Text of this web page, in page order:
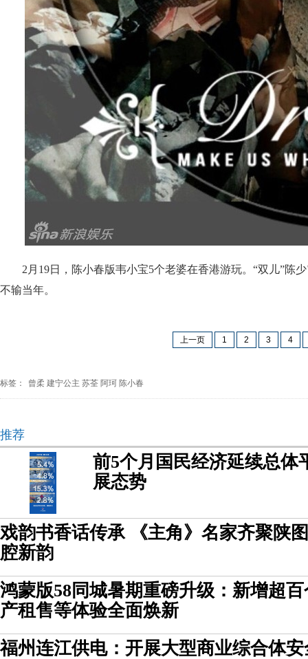
2月19日，陈小春版韦小宝5个老婆在香港游玩。“双儿”陈
不输当年。
上一页 1 2 3 4
标签： 曾柔 建宁公主 苏荃 阿珂 陈小春
推荐
前5个月国民经济延续总体
展态势
戏韵书香话传承 《主角》名家齐聚陕
腔新韵
鸿蒙版58同城暑期重磅升级：新增超
产租售等体验全面焕新
福州连江供电：开展大型商业综合体